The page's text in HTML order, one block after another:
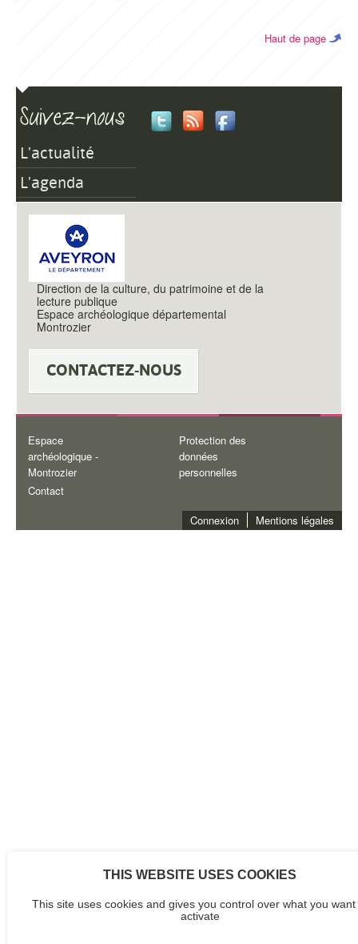
Haut de page
L'actualité
L'agenda
Direction de la culture, du patrimoine et de la
lecture publique
Espace archéologique départemental
Montrozier
CONTACTEZ-NOUS
Minisite
Footer
Espace
archéologique -
Montrozier
Contact
Protection des
données
personnelles
Minisite
Connexion Mentions légales
THIS WEBSITE USES COOKIES
This site uses cookies and gives you control over what you want
activate